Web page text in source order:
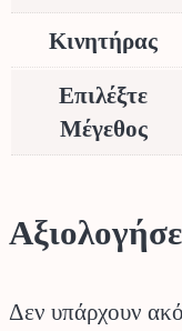
Κινητήρας
Επιλέξτε
Μέγεθος
Δεν υπάρχουν